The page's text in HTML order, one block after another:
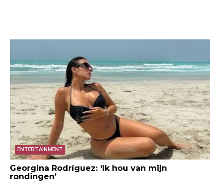
ENTERTAINMENT
Georgina Rodríguez: ‘Ik hou van mijn
rondingen’